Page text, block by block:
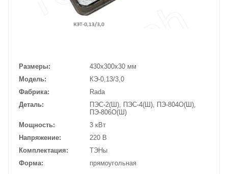
Размеры
430х300х30 мм
Модель
КЭ-0,13/3,0
Фабрика
Rada
Деталь
ПЭС-2(Ш), ПЭС-4(Ш), ПЭ-804О(Ш),
ПЭ-806О(Ш)
Мощность
3 кВт
Напряжение
220 В
Комплектация
ТЭНы
Форма
прямоугольная